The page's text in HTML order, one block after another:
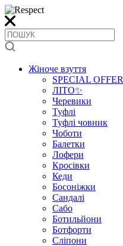
Жіноче взуття
SPECIAL OFFER
ЛІТО✨
Черевики
Туфлі
Туфлі човник
Чоботи
Балетки
Лофери
Кросівки
Кеди
Босоніжки
Сандалі
Сабо
Ботильйони
Ботфорти
Сліпони